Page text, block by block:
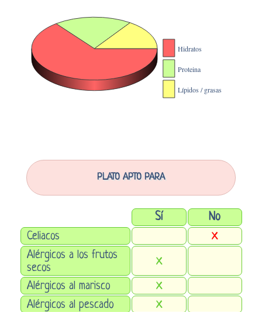
PLATO APTO PARA
Sí
No
Celiacos
X
Alérgicos a los frutos
secos
X
Alérgicos al marisco X
Alérgicos al pescado X